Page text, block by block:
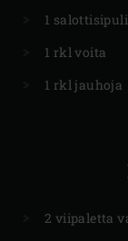
1 salottisipuli
1 rkl voita
1 rkl jauhoja
2 viipaletta